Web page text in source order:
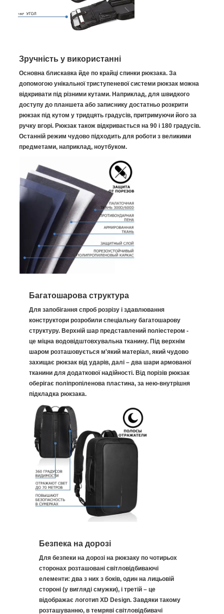
Зручність у використанні
Основна блискавка йде по крайці спинки рюкзака. За
допомогою унікальної триступеневої системи рюкзак можна
відкривати під різними кутами. Наприклад, для швидкого
доступу до планшета або записнику достатньо розкрити
рюкзак під кутом у тридцять градусів, притримуючи його за
ручку вгорі. Рюкзак також відкривається на 90 і 180 градусів.
Останній режим чудово підходить для роботи з великими
предметами, наприклад, ноутбуком.
Багатошарова структура
Для запобігання спроб розрізу і здавлювання
конструктори розробили спеціальну багатошарову
структуру. Верхній шар представлений поліестером -
це міцна водовідштовхувальна тканину. Під верхнім
шаром розташовується м'який матеріал, який чудово
захищає рюкзак від ударів, далі – два шари армованої
тканини для додаткової надійності. Від порізів рюкзак
оберігає поліпропіленова пластина, за нею-внутрішня
підкладка рюкзака.
Безпека на дорозі
Для безпеки на дорозі на рюкзаку по чотирьох
сторонах розташовані світловідбиваючі
елементи: два з них з боків, один на лицьовій
стороні (у вигляді смужки), і третій – це
відображає логотип XD Design. Завдяки такому
розташуванню, в темряві світловідбивачі